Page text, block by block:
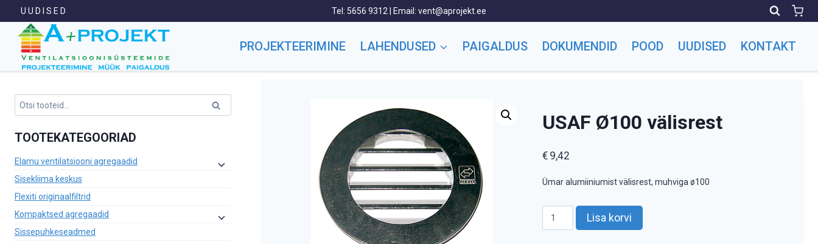
content
U U D I S E D Tel: 5656 9312 | Email: vent@aprojekt.ee
PROJEKTEERIMINE LAHENDUSED PAIGALDUS DOKUMENDID POOD UUDISED KONTAKT
USAF Ø100 välisrest
€ 9,42
Ümar alumiiniumist välisrest, muhviga ø100
Lisa korvi
Otsi:
Otsi
TOOTEKATEGOORIAD
Elamu ventilatsiooni agregaadid
Sisekliima keskus
Flexiti originaalfiltrid
Kompaktsed agregaadid
Sissepuhkeseadmed